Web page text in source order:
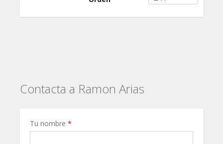
Contacta a Ramon Arias
Tu nombre *